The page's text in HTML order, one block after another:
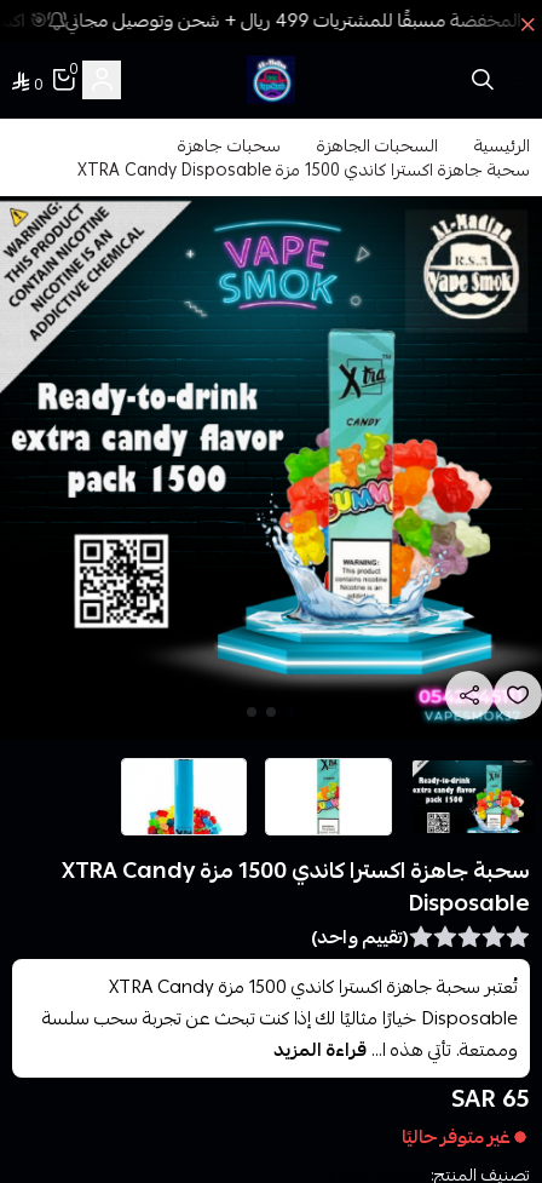
🎯
فيب المدينة
0
0
الرئيسية السحبات الجاهزة سحبات جاهزة
سحبة جاهزة اكسترا كاندي 1500 مزة XTRA Candy Disposable
سحبة جاهزة اكسترا كاندي 1500 مزة XTRA Candy
Disposable
(تقييم واحد)
تُعتبر سحبة جاهزة اكسترا كاندي 1500 مزة XTRA Candy
Disposable خيارًا مثاليًا لك إذا كنت تبحث عن تجربة سحب سلسة
وممتعة. تأتي هذه ا...قراءة المزيد
65 SAR
غير متوفر حاليًا
تصنيف المنتج: